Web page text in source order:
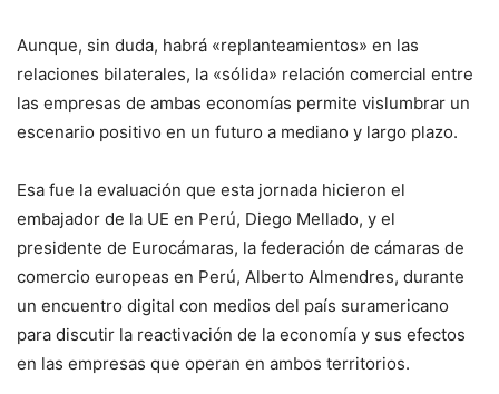
Aunque, sin duda, habrá «replanteamientos» en las
relaciones bilaterales, la «sólida» relación comercial entre
las empresas de ambas economías permite vislumbrar un
escenario positivo en un futuro a mediano y largo plazo.
Esa fue la evaluación que esta jornada hicieron el
embajador de la UE en Perú, Diego Mellado, y el
presidente de Eurocámaras, la federación de cámaras de
comercio europeas en Perú, Alberto Almendres, durante
un encuentro digital con medios del país suramericano
para discutir la reactivación de la economía y sus efectos
en las empresas que operan en ambos territorios.